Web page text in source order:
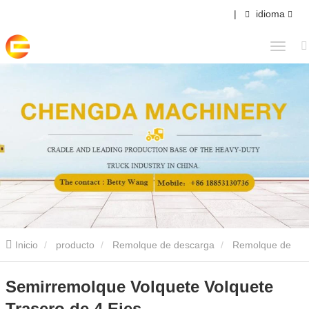
| idioma
Inicio producto Remolque de descarga Remolque de
Semirremolque Volquete Volquete